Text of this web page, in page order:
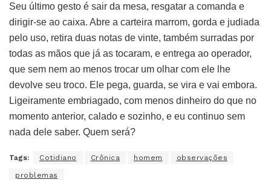
Seu último gesto é sair da mesa, resgatar a comanda e
dirigir-se ao caixa. Abre a carteira marrom, gorda e judiada
pelo uso, retira duas notas de vinte, também surradas por
todas as mãos que já as tocaram, e entrega ao operador,
que sem nem ao menos trocar um olhar com ele lhe
devolve seu troco. Ele pega, guarda, se vira e vai embora.
Ligeiramente embriagado, com menos dinheiro do que no
momento anterior, calado e sozinho, e eu continuo sem
nada dele saber. Quem será?
Tags: Cotidiano Crônica homem observações
problemas